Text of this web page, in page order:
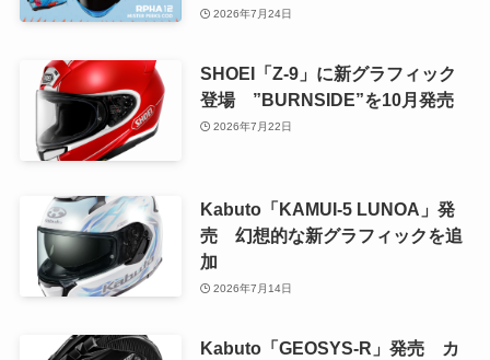
2026年7月24日
SHOEI「Z-9」に新グラフィック
登場 ”BURNSIDE”を10月発売
2026年7月22日
Kabuto「KAMUI-5 LUNOA」発
売 幻想的な新グラフィックを追
加
2026年7月14日
Kabuto「GEOSYS-R」発売 カ